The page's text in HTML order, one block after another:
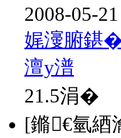
2008-05-21
娓濅腑鍖
澶у潽
21.5涓�
[鏅€氫綇